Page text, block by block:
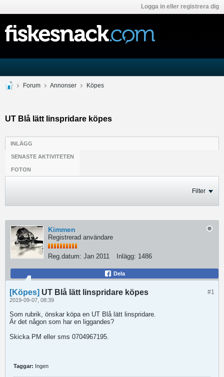
Logga in eller registrera dig
Forum Annonser Köpes
UT Blå lätt linspridare köpes
INLÄGG
SENASTE AKTIVITETEN
FOTON
Filter
Kimmen
Registrerad användare
Reg.datum: Jan 2011 Inlägg: 1486
Dela
#1
[Köpes] UT Blå lätt linspridare köpes
2019-09-07, 08:39
Som rubrik, önskar köpa en UT Blå lätt linspridare.
Är det någon som har en liggandes?
Skicka PM eller sms 0704967195.
Taggar: Ingen